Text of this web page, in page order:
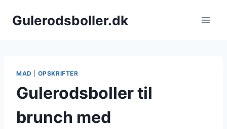
Gulerodsboller.dk
MAD OPSKRIFTER
Gulerodsboller til
brunch med